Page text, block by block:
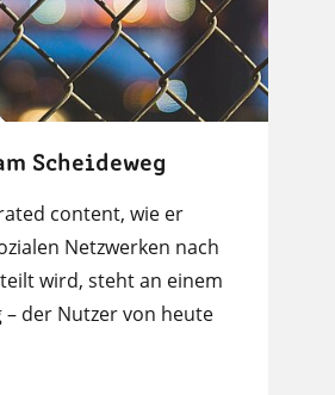
Scheideweg
content, wie er
Netzwerken nach
wird, steht an einem
– der Nutzer von heute